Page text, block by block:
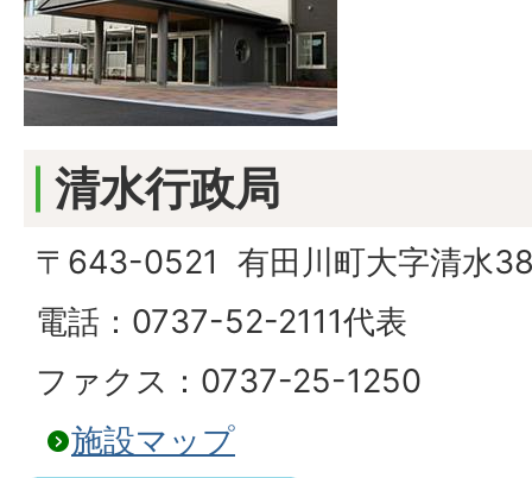
清水行政局
〒643-0521 有田川町大字清水
電話：0737-52-2111代表
ファクス：0737-25-1250
施設マップ